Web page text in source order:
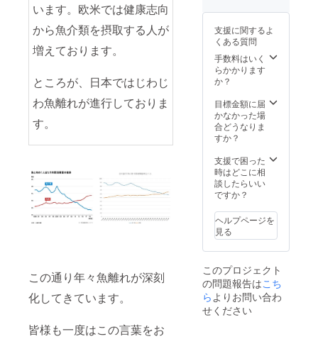
います。欧米では健康志向
から魚介類を摂取する人が
増えております。
ところが、日本ではじわじ
わ魚離れが進行しておりま
す。
この通り年々魚離れが深刻
化してきています。
皆様も一度はこの言葉をお
噌
２ 合
計 ６
一番サ
クラマ
スが旬
にお送
りさせ
ていた
だきま
原材料
及び添
加物等
の食品
お届け
商品の
ラベル
に表記
す。 商
品開封
前には
必ずお
届けの
支援に関するよ
くある質問
手数料はいく
らかかります
か？
目標金額に届
かなかった場
合どうなりま
すか？
支援で困った
時はどこに相
談したらいい
ですか？
ヘルプページを
見る
このプロジェクト
の問題報告はこち
ら よりお問い合わ
せください